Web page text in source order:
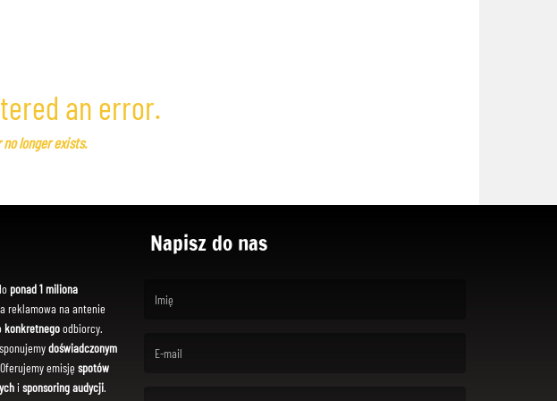
an error.
longer exists.
ponad 1 miliona
reklamowa na antenie
konkretnegoodbiorcy.
doświadczonym
emisję spotów
i sponsoring audycji.
Napisz do nas